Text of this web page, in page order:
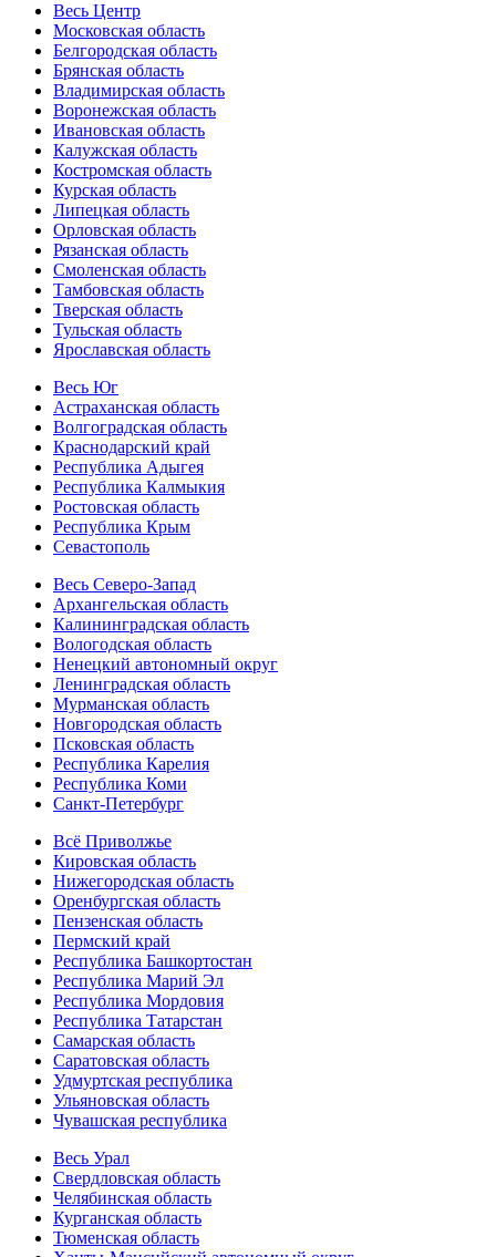
Весь Центр
Московская область
Белгородская область
Брянская область
Владимирская область
Воронежская область
Ивановская область
Калужская область
Костромская область
Курская область
Липецкая область
Орловская область
Рязанская область
Смоленская область
Тамбовская область
Тверская область
Тульская область
Ярославская область
Весь Юг
Астраханская область
Волгоградская область
Краснодарский край
Республика Адыгея
Республика Калмыкия
Ростовская область
Республика Крым
Севастополь
Весь Северо-Запад
Архангельская область
Калининградская область
Вологодская область
Ненецкий автономный округ
Ленинградская область
Мурманская область
Новгородская область
Псковская область
Республика Карелия
Республика Коми
Санкт-Петербург
Всё Приволжье
Кировская область
Нижегородская область
Оренбургская область
Пензенская область
Пермский край
Республика Башкортостан
Республика Марий Эл
Республика Мордовия
Республика Татарстан
Самарская область
Саратовская область
Удмуртская республика
Ульяновская область
Чувашская республика
Весь Урал
Свердловская область
Челябинская область
Курганская область
Тюменская область